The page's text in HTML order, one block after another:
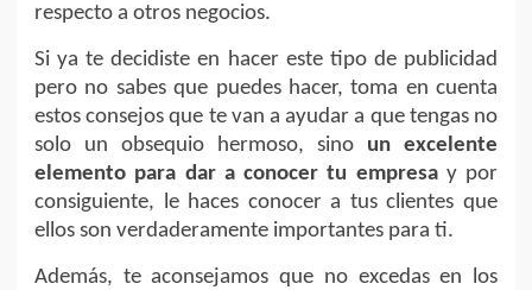
respecto a otros negocios.
Si ya te decidiste en hacer este tipo de publicidad
pero no sabes que puedes hacer, toma en cuenta
estos consejos que te van a ayudar a que tengas no
solo un obsequio hermoso, sino un excelente
elemento para dar a conocer tu empresay por
consiguiente, le haces conocer a tus clientes que
ellos son verdaderamente importantes para ti.
Además, te aconsejamos que no excedas en los